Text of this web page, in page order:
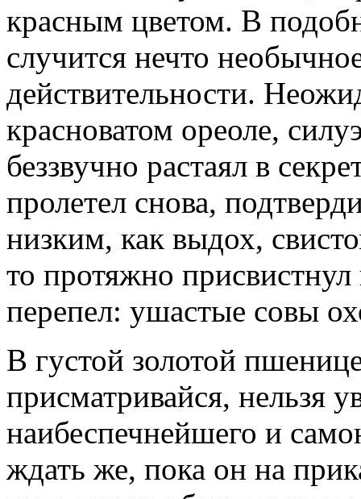
красным цветом. В
случится нечто
действительности.
красноватом ореоле,
беззвучно растаял в
пролетел снова,
низким, как выдох,
то протяжно
перепел: ушастые совы
В густой золотой
присматривайся, нельзя
наибеспечнейшего и
ждать же, пока он на